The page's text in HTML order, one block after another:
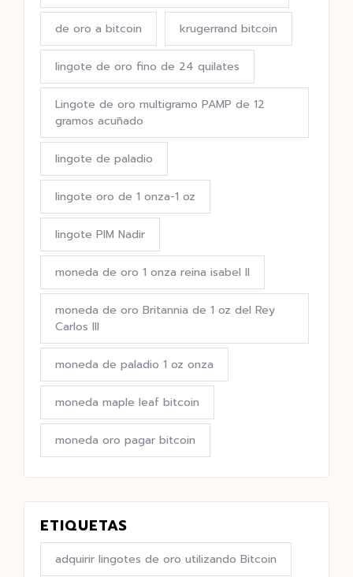
de oro a bitcoin krugerrand bitcoin
lingote de oro fino de 24 quilates
Lingote de oro multigramo PAMP de 12
gramos acuñado
lingote de paladio
lingote oro de 1 onza-1 oz
lingote PIM Nadir
moneda de oro 1 onza reina isabel II
moneda de oro Britannia de 1 oz del Rey
Carlos III
moneda de paladio 1 oz onza
moneda maple leaf bitcoin
moneda oro pagar bitcoin
ETIQUETAS
adquirir lingotes de oro utilizando Bitcoin